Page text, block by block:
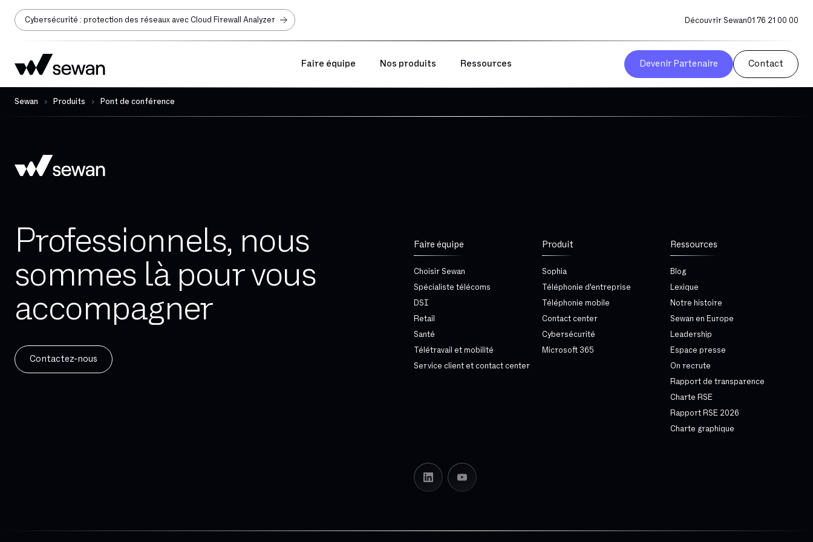
Cybersécurité : protection des réseaux avec Cloud Firewall Analyzer Découvrir Sewan01 76 21 00 00
Faire équipe Nos produits Ressources Devenir Partenaire Contact
Sewan Produits Pont de conférence
Professionnels, nous
sommes là pour vous
accompagner
Contactez-nous
Faire équipe
Choisir Sewan
Spécialiste télécoms
DSI
Retail
Santé
Télétravail et mobilité
Service client et contact center
Produit
Sophia
Téléphonie d'entreprise
Téléphonie mobile
Contact center
Cybersécurité
Microsoft 365
Ressources
Blog
Lexique
Notre histoire
Sewan en Europe
Leadership
Espace presse
On recrute
Rapport de transparence
Charte RSE
Rapport RSE 2026
Charte graphique